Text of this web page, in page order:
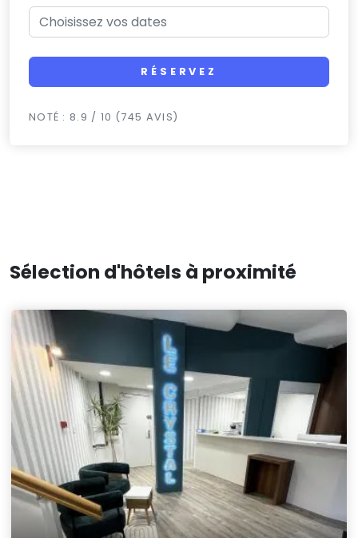
RÉSERVEZ
NOTÉ : 8.9 / 10 (745 AVIS)
Sélection d'hôtels à proximité